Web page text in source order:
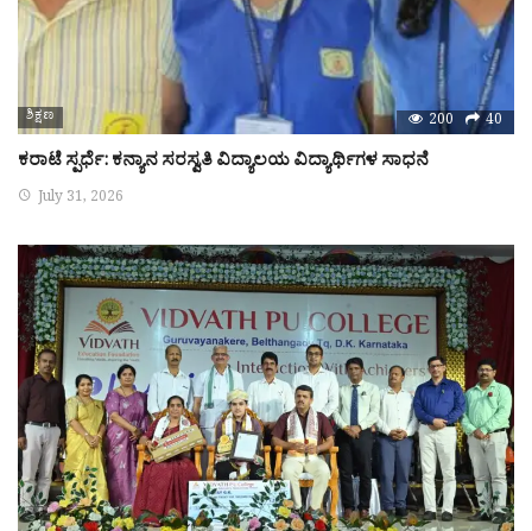
ಶಿಕ್ಷಣ 200 40
ಕರಾಟೆ ಸ್ಪರ್ಧೆ: ಕನ್ಯಾನ ಸರಸ್ವತಿ ವಿದ್ಯಾಲಯ ವಿದ್ಯಾರ್ಥಿಗಳ ಸಾಧನೆ
July 31, 2026